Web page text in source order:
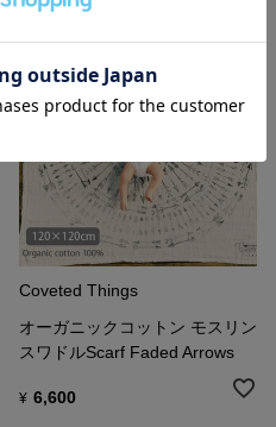
Coveted Things
オーガニックコットン モスリン
スワドルScarf Faded Arrows
¥ 6,600